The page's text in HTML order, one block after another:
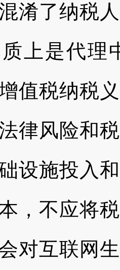
淆了纳税
上是代理
值税纳税
律风险和
设施投入
，不应将
对互联网